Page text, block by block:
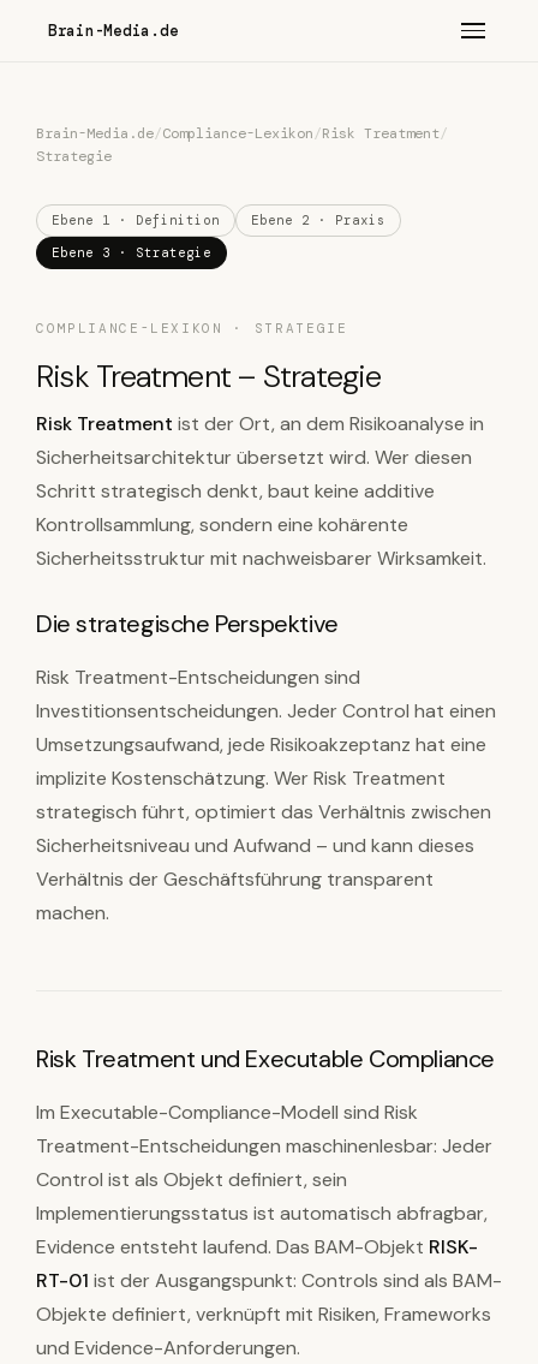
Brain-Media.de
Brain-Media.de/Compliance-Lexikon/Risk Treatment/
Strategie
Ebene 1 · Definition
Ebene 2 · Praxis
Ebene 3 · Strategie
COMPLIANCE-LEXIKON · STRATEGIE
Risk Treatment – Strategie
Risk Treatment ist der Ort, an dem Risikoanalyse in
Sicherheitsarchitektur übersetzt wird. Wer diesen
Schritt strategisch denkt, baut keine additive
Kontrollsammlung, sondern eine kohärente
Sicherheitsstruktur mit nachweisbarer Wirksamkeit.
Die strategische Perspektive
Risk Treatment-Entscheidungen sind
Investitionsentscheidungen. Jeder Control hat einen
Umsetzungsaufwand, jede Risikoakzeptanz hat eine
implizite Kostenschätzung. Wer Risk Treatment
strategisch führt, optimiert das Verhältnis zwischen
Sicherheitsniveau und Aufwand – und kann dieses
Verhältnis der Geschäftsführung transparent
machen.
Risk Treatment und Executable Compliance
Im Executable-Compliance-Modell sind Risk
Treatment-Entscheidungen maschinenlesbar: Jeder
Control ist als Objekt definiert, sein
Implementierungsstatus ist automatisch abfragbar,
Evidence entsteht laufend. Das BAM-Objekt RISK-
RT-01 ist der Ausgangspunkt: Controls sind als BAM-
Objekte definiert, verknüpft mit Risiken, Frameworks
und Evidence-Anforderungen.